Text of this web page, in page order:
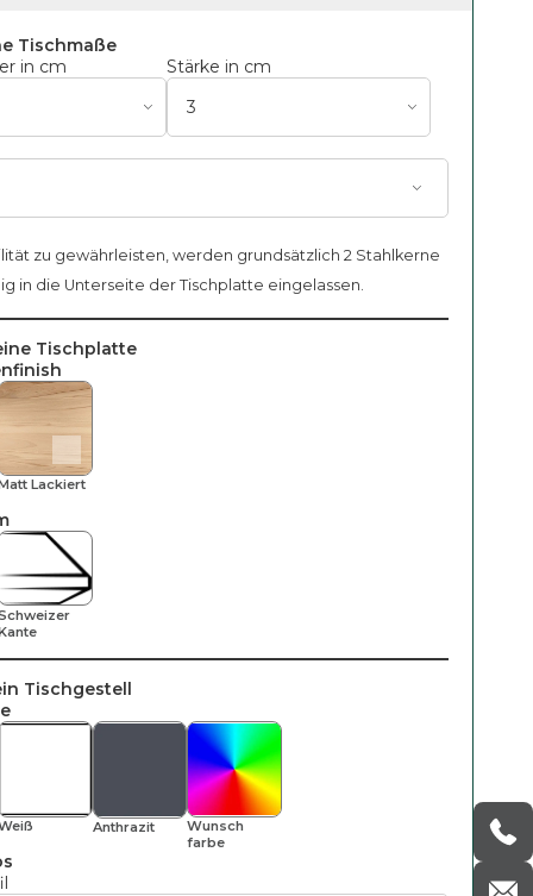
Tischmaße
in cm
Stärke in cm
zu gewährleisten, werden grundsätzlich 2 Stahlkerne
in die Unterseite der Tischplatte eingelassen.
Tischplatte
Lackiert
Tischgestell
Anthrazit
Wunsch
Farbe